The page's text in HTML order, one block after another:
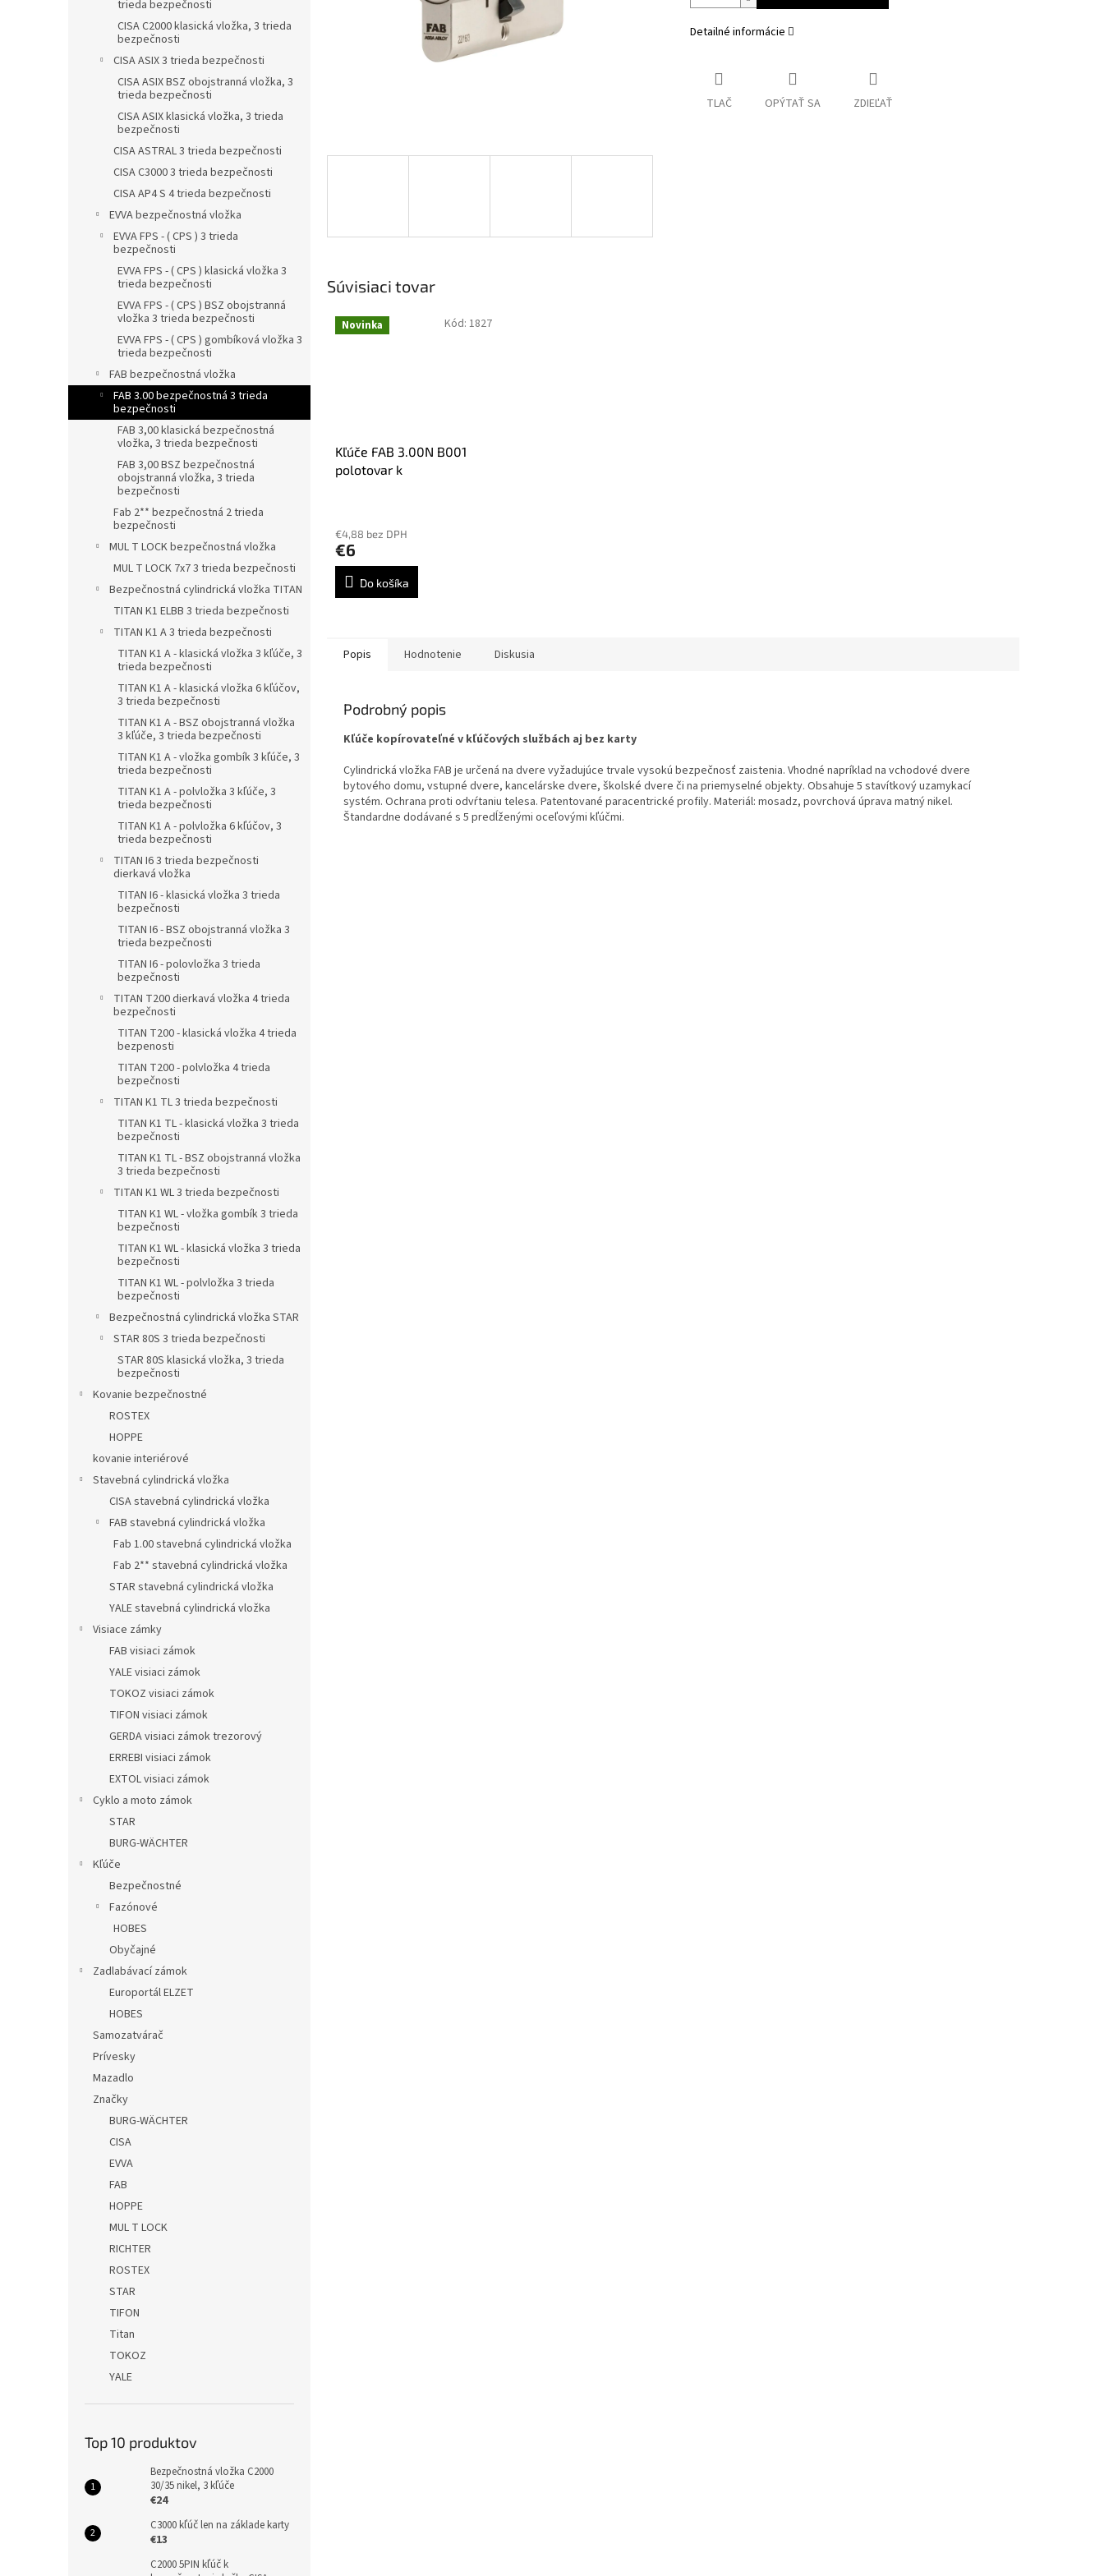
trieda bezpečnosti
CISA C2000 klasická vložka, 3 trieda
bezpečnosti
CISA ASIX 3 trieda bezpečnosti
CISA ASIX BSZ obojstranná vložka, 3
trieda bezpečnosti
CISA ASIX klasická vložka, 3 trieda
bezpečnosti
CISA ASTRAL 3 trieda bezpečnosti
CISA C3000 3 trieda bezpečnosti
CISA AP4 S 4 trieda bezpečnosti
EVVA bezpečnostná vložka
EVVA FPS - ( CPS ) 3 trieda
bezpečnosti
EVVA FPS - ( CPS ) klasická vložka 3
trieda bezpečnosti
EVVA FPS - ( CPS ) BSZ obojstranná
vložka 3 trieda bezpečnosti
EVVA FPS - ( CPS ) gombíková vložka 3
trieda bezpečnosti
FAB bezpečnostná vložka
FAB 3.00 bezpečnostná 3 trieda
bezpečnosti
FAB 3,00 klasická bezpečnostná
vložka, 3 trieda bezpečnosti
FAB 3,00 BSZ bezpečnostná
obojstranná vložka, 3 trieda
bezpečnosti
Fab 2** bezpečnostná 2 trieda
bezpečnosti
MUL T LOCK bezpečnostná vložka
MUL T LOCK 7x7 3 trieda bezpečnosti
Bezpečnostná cylindrická vložka TITAN
TITAN K1 ELBB 3 trieda bezpečnosti
TITAN K1 A 3 trieda bezpečnosti
TITAN K1 A - klasická vložka 3 kľúče, 3
trieda bezpečnosti
TITAN K1 A - klasická vložka 6 kľúčov,
3 trieda bezpečnosti
TITAN K1 A - BSZ obojstranná vložka
3 kľúče, 3 trieda bezpečnosti
TITAN K1 A - vložka gombík 3 kľúče, 3
trieda bezpečnosti
TITAN K1 A - polvložka 3 kľúče, 3
trieda bezpečnosti
TITAN K1 A - polvložka 6 kľúčov, 3
trieda bezpečnosti
TITAN I6 3 trieda bezpečnosti
dierkavá vložka
TITAN I6 - klasická vložka 3 trieda
bezpečnosti
TITAN I6 - BSZ obojstranná vložka 3
trieda bezpečnosti
TITAN I6 - polovložka 3 trieda
bezpečnosti
TITAN T200 dierkavá vložka 4 trieda
bezpečnosti
TITAN T200 - klasická vložka 4 trieda
bezpenosti
TITAN T200 - polvložka 4 trieda
bezpečnosti
TITAN K1 TL 3 trieda bezpečnosti
TITAN K1 TL - klasická vložka 3 trieda
bezpečnosti
TITAN K1 TL - BSZ obojstranná vložka
3 trieda bezpečnosti
TITAN K1 WL 3 trieda bezpečnosti
TITAN K1 WL - vložka gombík 3 trieda
bezpečnosti
TITAN K1 WL - klasická vložka 3 trieda
bezpečnosti
TITAN K1 WL - polvložka 3 trieda
bezpečnosti
Bezpečnostná cylindrická vložka STAR
STAR 80S 3 trieda bezpečnosti
STAR 80S klasická vložka, 3 trieda
bezpečnosti
Kovanie bezpečnostné
ROSTEX
HOPPE
kovanie interiérové
Stavebná cylindrická vložka
CISA stavebná cylindrická vložka
FAB stavebná cylindrická vložka
Fab 1.00 stavebná cylindrická vložka
Fab 2** stavebná cylindrická vložka
STAR stavebná cylindrická vložka
YALE stavebná cylindrická vložka
Visiace zámky
FAB visiaci zámok
YALE visiaci zámok
TOKOZ visiaci zámok
TIFON visiaci zámok
GERDA visiaci zámok trezorový
ERREBI visiaci zámok
EXTOL visiaci zámok
Cyklo a moto zámok
STAR
BURG-WÄCHTER
Kľúče
Bezpečnostné
Fazónové
HOBES
Obyčajné
Zadlabávací zámok
Europortál ELZET
HOBES
Samozatvárač
Prívesky
Mazadlo
Značky
BURG-WÄCHTER
CISA
EVVA
FAB
HOPPE
MUL T LOCK
RICHTER
ROSTEX
STAR
TIFON
Titan
TOKOZ
YALE
Top 10 produktov
Bezpečnostná vložka C2000
30/35 nikel, 3 kľúče
€24
C3000 kľúč len na základe karty
€13
C2000 5PIN kľúč k
Detailné informácie
TLAČ OPÝTAŤ SA ZDIEĽAŤ
Súvisiaci tovar
Novinka
Kľúče FAB 3.00N B001
polotovar k
€4,88 bez DPH
€6
Do košíka
Kód: 1827
Popis Hodnotenie Diskusia
Podrobný popis
Kľúče kopírovateľné v kľúčových službách aj bez karty
Cylindrická vložka FAB je určená na dvere vyžadujúce trvale vysokú bezpečnosť zaistenia. Vhodné napríklad na vchodové dvere
bytového domu, vstupné dvere, kancelárske dvere, školské dvere či na priemyselné objekty. Obsahuje 5 stavítkový uzamykací
systém. Ochrana proti odvŕtaniu telesa. Patentované paracentrické profily. Materiál: mosadz, povrchová úprava matný nikel.
Štandardne dodávané s 5 predĺženými oceľovými kľúčmi.